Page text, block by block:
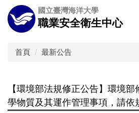
跳
到
主
國立臺灣海洋大學
職業安全衛生中心
首頁 最新公告
【環境部法規修正公告】環境
學物質及其運作管理事項，請依